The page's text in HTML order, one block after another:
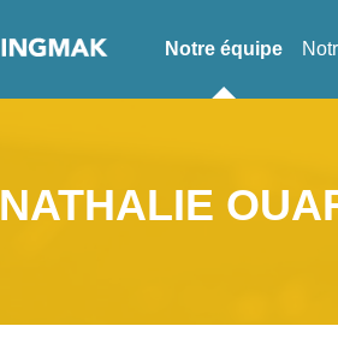
Notre équipe
NATHALIE